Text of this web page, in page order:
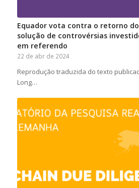
Equador vota contra o retorno
solução de controvérsias
em referendo
22 de abr de 2024
Reprodução traduzida do texto
Long…